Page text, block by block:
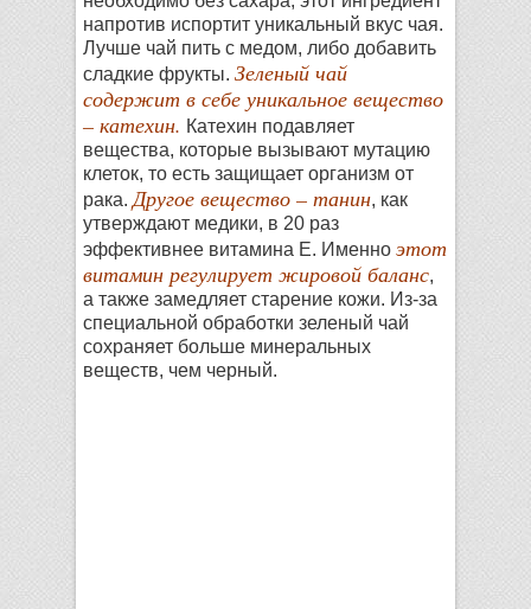
напротив испортит уникальный вкус чая.
Лучше чай пить с медом, либо добавить
сладкие фрукты.Зеленый чай
содержит в себе уникальное вещество
– катехин. Катехин подавляет
вещества, которые вызывают мутацию
клеток, то есть защищает организм от
рака. Другое вещество – танин, как
утверждают медики, в 20 раз
эффективнее витамина Е. Именноэтот
витамин регулирует жировой баланс,
а также замедляет старение кожи. Из-за
специальной обработки зеленый чай
сохраняет больше минеральных
веществ, чем черный.